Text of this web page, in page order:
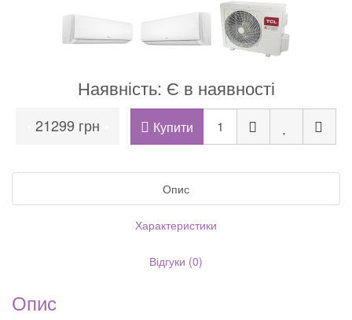
Наявність: Є в наявності
21299 грн Купити
Опис
Характеристики
Відгуки (0)
Опис